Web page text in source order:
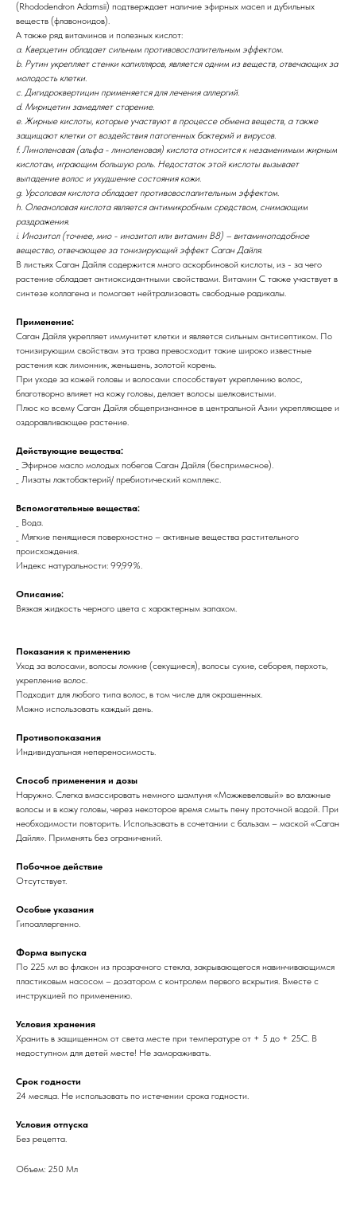
(Rhododendron Adamsii) подтверждает наличие эфирных масел и дубильных
веществ (флавоноидов).
А также ряд витаминов и полезных кислот:
a. Кверцетин обладает сильным противовоспалительным эффектом.
b. Рутин укрепляет стенки капилляров, является одним из веществ, отвечающих за
молодость клетки.
c. Дигидроквертицин применяется для лечения аллергий.
d. Мирицетин замедляет старение.
е. Жирные кислоты, которые участвуют в процессе обмена веществ, а также
защищают клетки от воздействия патогенных бактерий и вирусов.
f. Линоленовая (альфа - линоленовая) кислота относится к незаменимым жирным
кислотам, играющим большую роль. Недостаток этой кислоты вызывает
выпадение волос и ухудшение состояния кожи.
g. Урсоловая кислота обладает противовоспалительным эффектом.
h. Олеаноловая кислота является антимикробным средством, снимающим
раздражения.
i. Инозитол (точнее, мио - инозитол или витамин B8) – витаминоподобное
вещество, отвечающее за тонизирующий эффект Саган Дайля.
В листьях Саган Дайля содержится много аскорбиновой кислоты, из - за чего
растение обладает антиоксидантными свойствами. Витамин С также участвует в
синтезе коллагена и помогает нейтрализовать свободные радикалы.
Применение:
Саган Дайля укрепляет иммунитет клетки и является сильным антисептиком. По
тонизирующим свойствам эта трава превосходит такие широко известные
растения как лимонник, женьшень, золотой корень.
При уходе за кожей головы и волосами способствует укреплению волос,
благотворно влияет на кожу головы, делает волосы шелковистыми.
Плюс ко всему Саган Дайля общепризнанное в центральной Азии укрепляющее и
оздоравливающее растение.
Действующие вещества:
_ Эфирное масло молодых побегов Саган Дайля (беспримесное).
_ Лизаты лактобактерий/ пребиотический комплекс.
Вспомогательные вещества:
_ Вода.
_ Мягкие пенящиеся поверхностно – активные вещества растительного
происхождения.
Индекс натуральности: 99,99%.
Описание:
Вязкая жидкость черного цвета с характерным запахом.
Показания к применению
Уход за волосами, волосы ломкие (секущиеся), волосы сухие, себорея, перхоть,
укрепление волос.
Подходит для любого типа волос, в том числе для окрашенных.
Можно использовать каждый день.
Противопоказания
Индивидуальная непереносимость.
Способ применения и дозы
Наружно. Слегка вмассировать немного шампуня «Можжевеловый» во влажные
волосы и в кожу головы, через некоторое время смыть пену проточной водой. При
необходимости повторить. Использовать в сочетании с бальзам – маской «Саган
Дайля». Применять без ограничений.
Побочное действие
Отсутствует.
Особые указания
Гипоаллергенно.
Форма выпуска
По 225 мл во флакон из прозрачного стекла, закрывающегося навинчивающимся
пластиковым насосом – дозатором с контролем первого вскрытия. Вместе с
инструкцией по применению.
Условия хранения
Хранить в защищенном от света месте при температуре от + 5 до + 25С. В
недоступном для детей месте! Не замораживать.
Срок годности
24 месяца. Не использовать по истечении срока годности.
Условия отпуска
Без рецепта.
Объем: 250 Мл